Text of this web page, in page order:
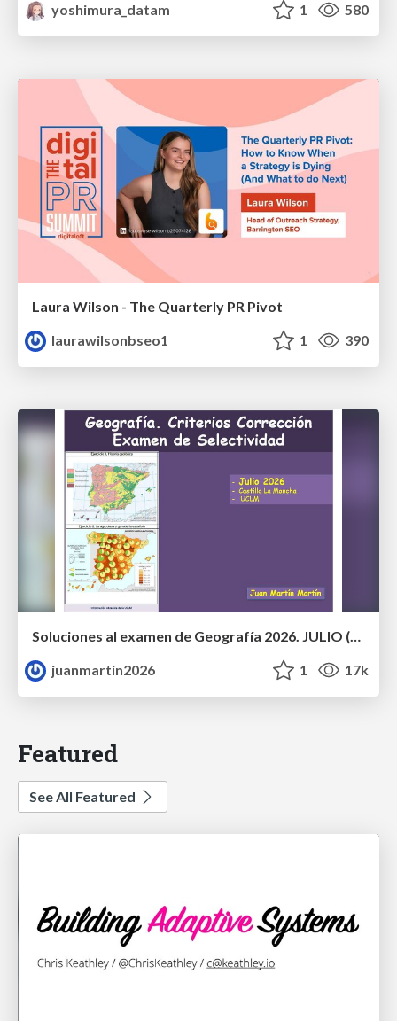
yoshimura_datam
1 580
Laura Wilson - The Quarterly PR Pivot
laurawilsonbseo1
1 390
Soluciones al examen de Geografía 2026. JULIO (Convocatoria Extraordinaria)
juanmartin2026
1 17k
Featured
See All Featured